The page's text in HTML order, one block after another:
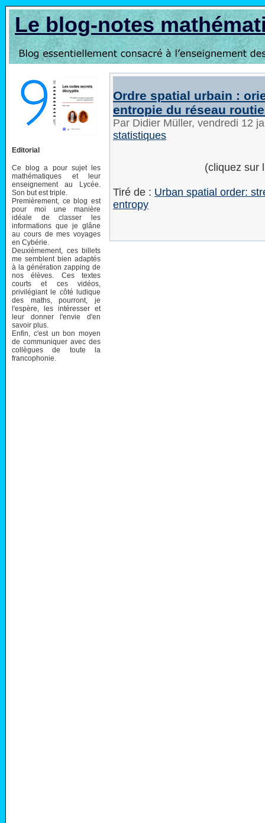
Le blog-notes
Editorial
Ce blog a pour sujet les
mathématiques et leur
enseignement au Lycée.
Son but est triple.
Premièrement, ce blog est
pour moi une manière
idéale de classer les
informations que je glâne
au cours de mes voyages
en Cybérie.
Deuxièmement, ces billets
me semblent bien adaptés
à la génération zapping de
nos élèves. Ces textes
courts et ces vidéos,
privilégiant le côté ludique
des maths, pourront, je
l'espère, les intéresser et
leur donner l'envie d'en
savoir plus.
Enfin, c'est un bon moyen
de communiquer avec des
collègues de toute la
francophonie.
Ordre spatial urbain :
entropie du réseau
Par Didier Müller, vendredi 12
statistiques
(cliquez sur
Tiré de : Urban spatial order:
entropy